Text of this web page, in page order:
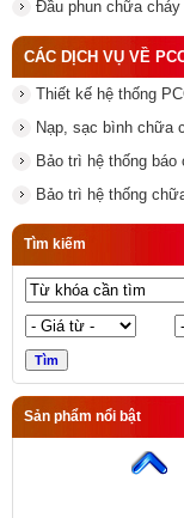
Đầu phun chữa cháy
CÁC DỊCH VỤ VỀ
Thiết kế hệ thống
Nạp, sạc bình chữa
Bảo trì hệ thống báo
Bảo trì hệ thống
Tìm kiếm
Sản phẩm nổi bật
Trung tâm báo
Yunyang (mã
10L) ABS